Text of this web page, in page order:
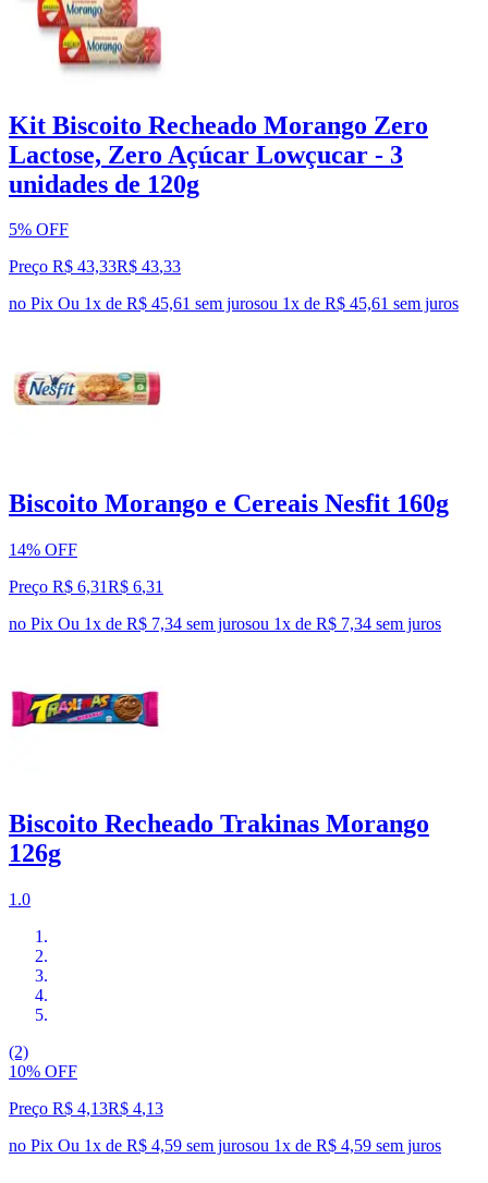
Kit Biscoito Recheado Morango Zero
Lactose, Zero Açúcar Lowçucar - 3
unidades de 120g
5% OFF
Preço R$ 43,33R$ 43,33
no Pix Ou 1x de R$ 45,61 sem jurosou 1x de R$ 45,61 sem juros
Biscoito Morango e Cereais Nesfit 160g
14% OFF
Preço R$ 6,31R$ 6,31
no Pix Ou 1x de R$ 7,34 sem jurosou 1x de R$ 7,34 sem juros
Biscoito Recheado Trakinas Morango
126g
1.0
(2)
10% OFF
Preço R$ 4,13R$ 4,13
no Pix Ou 1x de R$ 4,59 sem jurosou 1x de R$ 4,59 sem juros